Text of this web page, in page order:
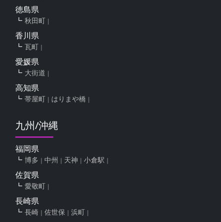
徳島県
秋田町
香川県
瓦町
愛媛県
大街道
高知県
帯屋町 はりまや橋
九州/沖縄
福岡県
博多 中州 天神 小倉駅
佐賀県
愛敬町
長崎県
長崎 佐世保 浜町